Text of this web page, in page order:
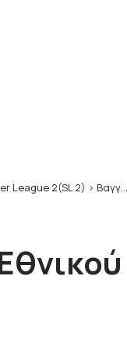
League 2(SL 2) > Βαγγέλης Μόρας (προπονητής Εθνικού Νέου Κεραμιδίου)